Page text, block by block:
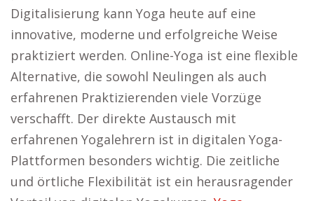
Digitalisierung kann Yoga heute auf eine
innovative, moderne und erfolgreiche Weise
praktiziert werden. Online-Yoga ist eine flexible
Alternative, die sowohl Neulingen als auch
erfahrenen Praktizierenden viele Vorzüge
verschafft. Der direkte Austausch mit
erfahrenen Yogalehrern ist in digitalen Yoga-
Plattformen besonders wichtig. Die zeitliche
und örtliche Flexibilität ist ein herausragender